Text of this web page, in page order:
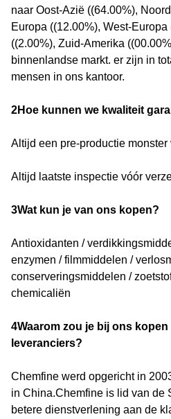
naar Oost-Azië ((64.00%),
Europa ((12.00%), West-
((2.00%), Zuid-Amerika
binnenlandse markt. er zijn in
mensen in ons kantoor.
2Hoe kunnen we kwaliteit
Altijd een pre-productie
Altijd laatste inspectie vóór
3Wat kun je van ons kopen?
Antioxidanten /
enzymen / filmmiddelen /
conserveringsmiddelen /
chemicaliën
4Waarom zou je bij ons
leveranciers?
Chemfine werd opgericht in
in China.Chemfine is lid van de
betere dienstverlening aan de